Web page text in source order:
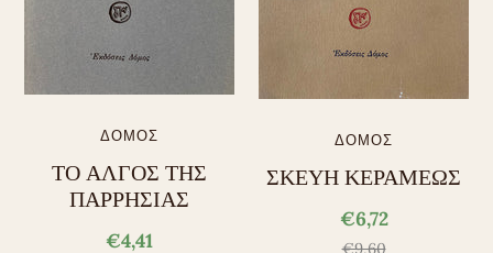
ΔΟΜΟΣ
ΤΟ ΑΛΓΟΣ ΤΗΣ
ΠΑΡΡΗΣΙΑΣ
€4,41
ΔΟΜΟΣ
ΣΚΕΥΗ ΚΕΡΑΜΕΩΣ
€6,72
€9,60